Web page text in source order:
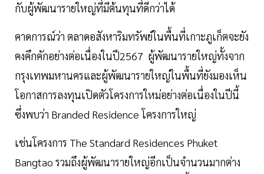
กับผู้พัฒนารายใหญ่ที่มีต้นทุนที่ดีกว่าได้
คาดการณ์ว่า ตลาดอสังหาริมทรัพย์ในพื้นที่เกาะภูเก็ตจะยัง
คงคึกคักอย่างต่อเนื่องในปี2567 ผู้พัฒนารายใหญ่ทั้งจาก
กรุงเทพมหานครและผู้พัฒนารายใหญ่ในพื้นที่ยังมองเห็น
โอกาสการลงทุนเปิดตัวโครงการใหม่อย่างต่อเนื่องในปีนี้
ซึ่งพบว่า Branded Residence โครงการใหญ่
เช่นโครงการ The Standard Residences Phuket
Bangtao รวมถึงผู้พัฒนารายใหญ่อีกเป็นจำนวนมากต่าง